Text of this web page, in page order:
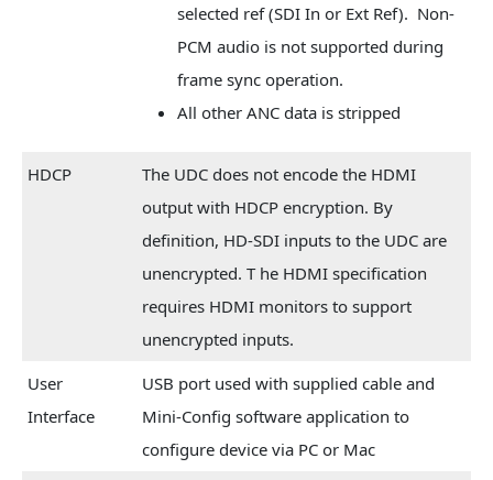
selected ref (SDI In or Ext Ref). Non-
PCM audio is not supported during
frame sync operation.
All other ANC data is stripped
HDCP
The UDC does not encode the HDMI
output with HDCP encryption. By
definition, HD-SDI inputs to the UDC are
unencrypted. T he HDMI specification
requires HDMI monitors to support
unencrypted inputs.
User
Interface
USB port used with supplied cable and
Mini-Config software application to
configure device via PC or Mac